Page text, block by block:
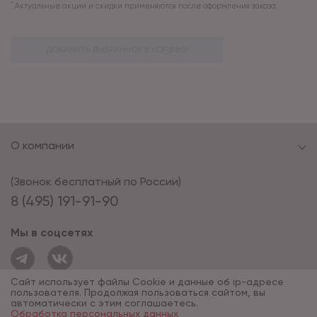
* Актуальные акции и скидки применяются после оформления заказа.
8 (495) 191-91-90
(Звонок бесплатный по России)
Мы в соцсетях
О компании
Сайт использует файлы Cookie и данные об ip-адресе
пользователя. Продолжая пользоваться сайтом, вы
автоматически с этим соглашаетесь.
Обработка персональных данных